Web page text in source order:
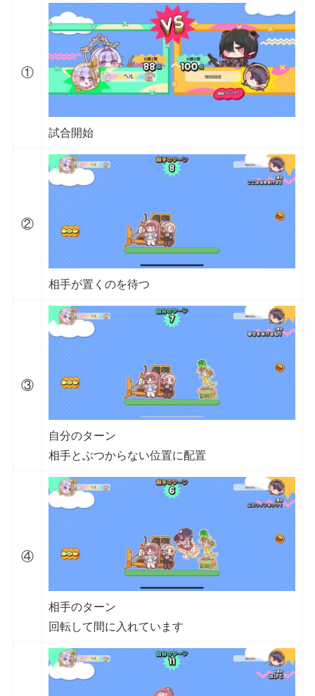
①
試合開始
②
相手が置くのを待つ
③
自分のターン
相手とぶつからない位置に配置
④
相手のターン
回転して間に入れています